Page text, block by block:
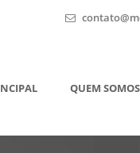
QUEM SOMOS